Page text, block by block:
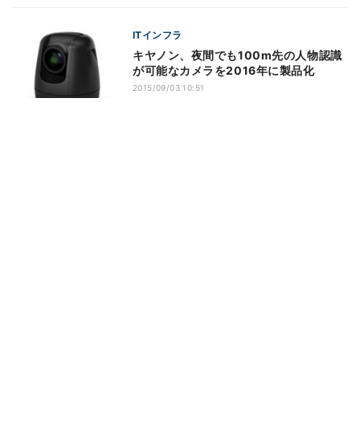
ITインフラ
キヤノン、夜間でも100m先の人物認識
が可能なカメラを2016年に製品化
2015/09/03 10:51